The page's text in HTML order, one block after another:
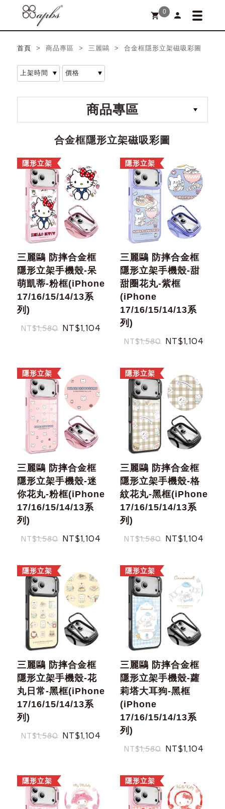
shopping_cart 0 person
首頁 > 商品專區 > 三麗鷗 > 合金框隱形立架磁吸彩圖
商品專區
合金框隱形立架磁吸彩圖
隱形立架
三麗鷗 防摔合金框
隱形立架手機殼-呆
萌凱蒂-粉框(iPhone
17/16/15/14/13系
列)
NT$1,580 NT$1,104
隱形立架
三麗鷗 防摔合金框
隱形立架手機殼-甜
甜圈花丸-紫框
(iPhone
17/16/15/14/13系
列)
NT$1,580 NT$1,104
隱形立架
三麗鷗 防摔合金框
隱形立架手機殼-迷
你花丸-粉框(iPhone
17/16/15/14/13系
列)
NT$1,580 NT$1,104
隱形立架
三麗鷗 防摔合金框
隱形立架手機殼-格
紋花丸-黑框(iPhone
17/16/15/14/13系
列)
NT$1,580 NT$1,104
隱形立架
三麗鷗 防摔合金框
隱形立架手機殼-花
丸日常-黑框(iPhone
17/16/15/14/13系
列)
NT$1,580 NT$1,104
隱形立架
三麗鷗 防摔合金框
隱形立架手機殼-蘿
莉塔大耳狗-黑框
(iPhone
17/16/15/14/13系
列)
NT$1,580 NT$1,104
隱形立架 隱形立架